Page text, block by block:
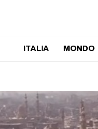
ITALIA MONDO